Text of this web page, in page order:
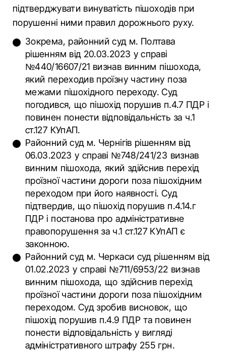
підтверджувати винуватість пішоходів при
порушенні ними правил дорожнього руху.
Зокрема, районний суд м. Полтава
рішенням від 20.03.2023 у справі
№440/16607/21 визнав винним пішохода,
який переходив проїзну частину поза
межами пішохідного переходу. Суд
погодився, що пішохід порушив п.4.7 ПДР і
повинен понести відповідальність за ч.1
ст.127 КУпАП.
Районний суд м. Чернігів рішенням від
06.03.2023 у справі №748/241/23 визнав
винним пішохода, який здійснив перехід
проїзної частини дороги поза пішохідним
переходом при його наявності. Суд
підтвердив, що пішохід порушив п.4.14.г
ПДР і постанова про адміністративне
правопорушення за ч.1 ст.127 КУпАП є
законною.
Районний суд м. Черкаси суд рішенням від
01.02.2023 у справі №711/6953/22 визнав
винним пішохода, що здійснив перехід
проїзної частини дороги поза пішохідним
переходом. Суд зробив висновок, що
пішохід порушив п.4.9 ПДР та повинен
понести відповідальність у вигляді
адміністративного штрафу 255 грн.